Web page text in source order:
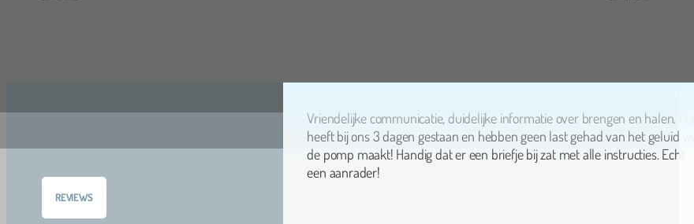
REVIEWS
heeft bij ons 3 dagen gestaan en hebben geen last gehad van het geluid wat
de pomp maakt! Handig dat er een briefje bij zat met alle instructies. Echt
een aanrader!